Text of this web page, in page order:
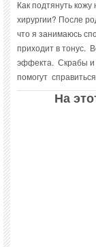
Как подтянуть
хирургии? После
что я занимаюсь
приходит в тонус.
эффекта. Скрабы и
помогут
На